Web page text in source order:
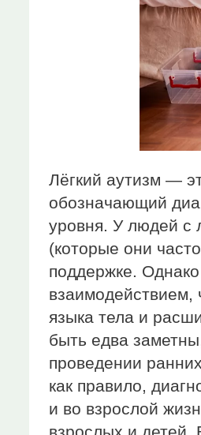
Лёгкий аутизм —
обозначающий
уровня. У людей с
(которые они
поддержке.
взаимодействием,
языка тела и
быть едва
проведении
как правило,
и во взрослой